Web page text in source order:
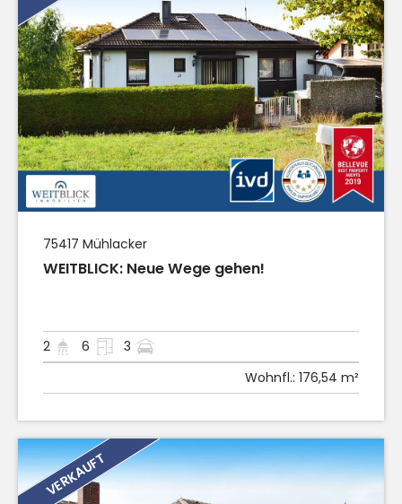
75417 Mühlacker
WEITBLICK: Neue Wege gehen!
2 6
3
Wohnfl.: 176,54 m²
VERKAUFT